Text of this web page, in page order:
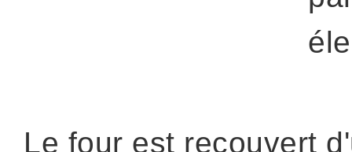
Le four est recouvert